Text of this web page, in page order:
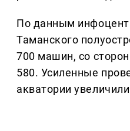
По данным
Таманского
700 машин, со
580. Усиленные
акватории